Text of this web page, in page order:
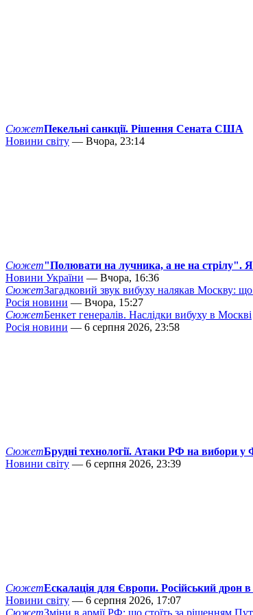
СюжетПекельні санкції. Рішення Сената США
Новини світу — Вчора, 23:14
Сюжет"Полювати на лучника, а не на стрілу".
Новини України — Вчора, 16:36
СюжетЗагадковий звук вибуху налякав Москву:
Росія новини — Вчора, 15:27
СюжетБенкет генералів. Наслідки вибуху в Москві
Росія новини — 6 серпня 2026, 23:58
СюжетБрудні технології. Атаки РФ на вибори у
Новини світу — 6 серпня 2026, 23:39
СюжетЕскалація для Європи. Російський дрон
Новини світу — 6 серпня 2026, 17:07